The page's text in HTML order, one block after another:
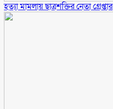
হত্যা মামলায় ছাত্রশ‌ক্তির নেতা গ্রেপ্তার